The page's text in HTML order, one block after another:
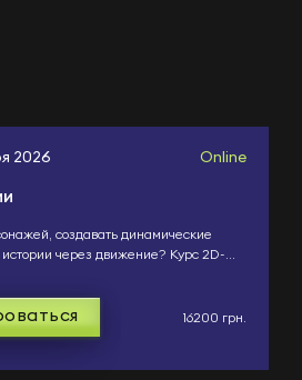
2026 Online
создавать динамические
через движение? Курс 2D-
16200 грн.